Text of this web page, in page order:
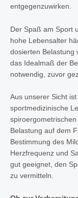
entgegenzuwirken.
Der Spaß am Sport
hohe Lebensalter
dosierten Belastung
das Idealmaß der
notwendig, zuvor
Aus unserer Sicht
sportmedizinische
Belastung auf dem
Bestimmung des
Herzfrequenz und
gut geeignet, den
zu vermitteln.